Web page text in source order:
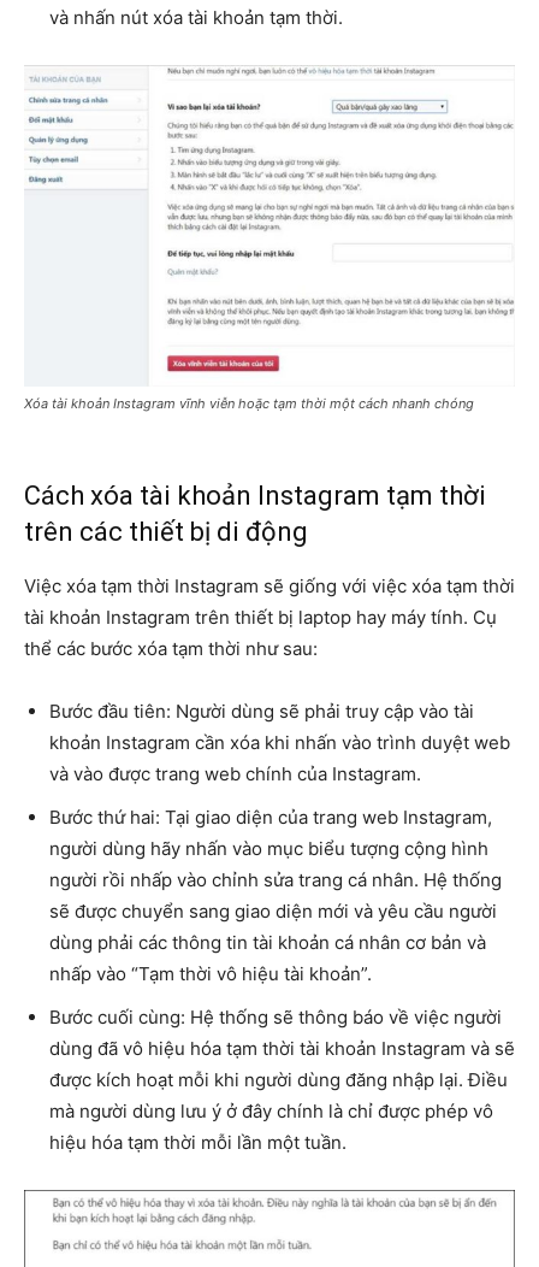
và nhấn nút xóa tài khoản tạm thời.
Xóa tài khoản Instagram vĩnh viễn hoặc tạm thời một cách nhanh chóng
Cách xóa tài khoản Instagram tạm thời
trên các thiết bị di động
Việc xóa tạm thời Instagram sẽ giống với việc xóa tạm thời
tài khoản Instagram trên thiết bị laptop hay máy tính. Cụ
thể các bước xóa tạm thời như sau:
Bước đầu tiên: Người dùng sẽ phải truy cập vào tài
khoản Instagram cần xóa khi nhấn vào trình duyệt web
và vào được trang web chính của Instagram.
Bước thứ hai: Tại giao diện của trang web Instagram,
người dùng hãy nhấn vào mục biểu tượng cộng hình
người rồi nhấp vào chỉnh sửa trang cá nhân. Hệ thống
sẽ được chuyển sang giao diện mới và yêu cầu người
dùng phải các thông tin tài khoản cá nhân cơ bản và
nhấp vào “Tạm thời vô hiệu tài khoản”.
Bước cuối cùng: Hệ thống sẽ thông báo về việc người
dùng đã vô hiệu hóa tạm thời tài khoản Instagram và sẽ
được kích hoạt mỗi khi người dùng đăng nhập lại. Điều
mà người dùng lưu ý ở đây chính là chỉ được phép vô
hiệu hóa tạm thời mỗi lần một tuần.